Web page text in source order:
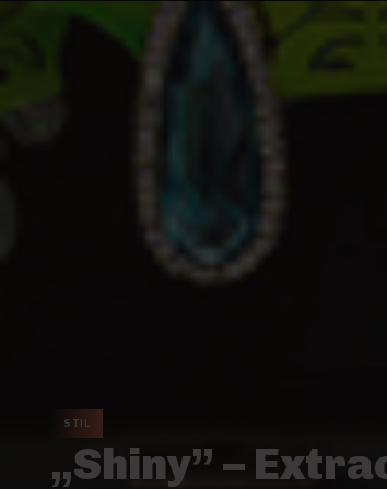
STIL
„Shiny” –